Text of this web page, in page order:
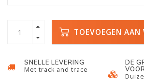
TOEVOEGEN AAN
SNELLE LEVERING
Met track and trace
DE